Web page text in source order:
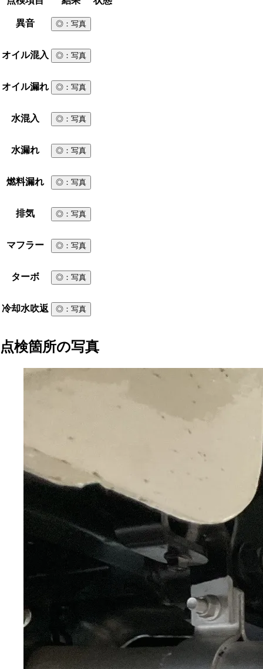
異音 ◎ ：写真
オイル混入 ◎ ：写真
オイル漏れ ◎ ：写真
水混入 ◎ ：写真
水漏れ ◎ ：写真
燃料漏れ ◎ ：写真
排気 ◎ ：写真
マフラー ◎ ：写真
ターボ ◎ ：写真
冷却水吹返 ◎ ：写真
点検箇所の写真